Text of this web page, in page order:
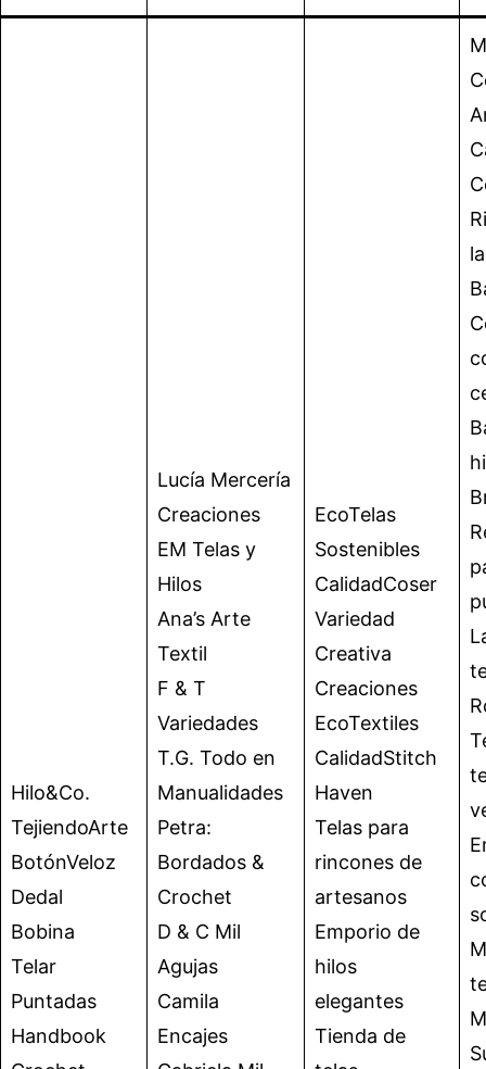
Hilo&Co.
TejiendoArte
BotónVeloz
Dedal
Bobina
Telar
Puntadas
Handbook
Lucía Mercería
Creaciones
EM Telas y
Hilos
Ana’s Arte
Textil
F & T
Variedades
T.G. Todo en
Manualidades
Petra:
Bordados &
Crochet
D & C Mil
Agujas
Camila
Encajes
EcoTelas
Sostenibles
CalidadCoser
Variedad
Creativa
Creaciones
EcoTextiles
CalidadStitch
Haven
Telas para
rincones de
artesanos
Emporio de
hilos
elegantes
Tienda de